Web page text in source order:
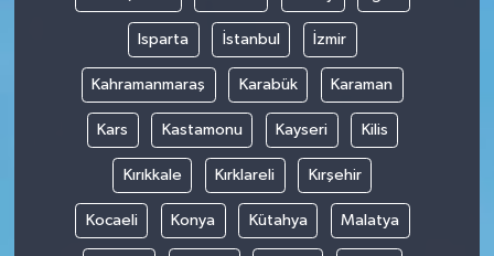
Isparta İstanbul İzmir
Kahramanmaraş Karabük Karaman
Kars Kastamonu Kayseri Kilis
Kırıkkale Kırklareli Kırşehir
Kocaeli Konya Kütahya Malatya